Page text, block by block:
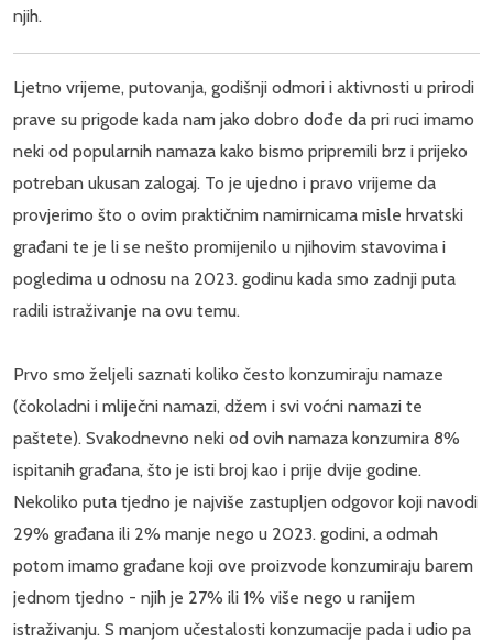
njih.
Ljetno vrijeme, putovanja, godišnji odmori i aktivnosti u prirodi
prave su prigode kada nam jako dobro dođe da pri ruci imamo
neki od popularnih namaza kako bismo pripremili brz i prijeko
potreban ukusan zalogaj. To je ujedno i pravo vrijeme da
provjerimo što o ovim praktičnim namirnicama misle hrvatski
građani te je li se nešto promijenilo u njihovim stavovima i
pogledima u odnosu na 2023. godinu kada smo zadnji puta
radili istraživanje na ovu temu.
Prvo smo željeli saznati koliko često konzumiraju namaze
(čokoladni i mliječni namazi, džem i svi voćni namazi te
paštete). Svakodnevno neki od ovih namaza konzumira 8%
ispitanih građana, što je isti broj kao i prije dvije godine.
Nekoliko puta tjedno je najviše zastupljen odgovor koji navodi
29% građana ili 2% manje nego u 2023. godini, a odmah
potom imamo građane koji ove proizvode konzumiraju barem
jednom tjedno - njih je 27% ili 1% više nego u ranijem
istraživanju. S manjom učestalosti konzumacije pada i udio pa